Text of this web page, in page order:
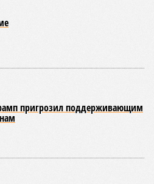
бессмертия у человека не
совершенных технологиях и
Точку в многолетних дебатах о
российских учёных: в
жизни – 194 года. Но и этот
достижим – во всём виноваты
старения. К ним
терминов – повышенная